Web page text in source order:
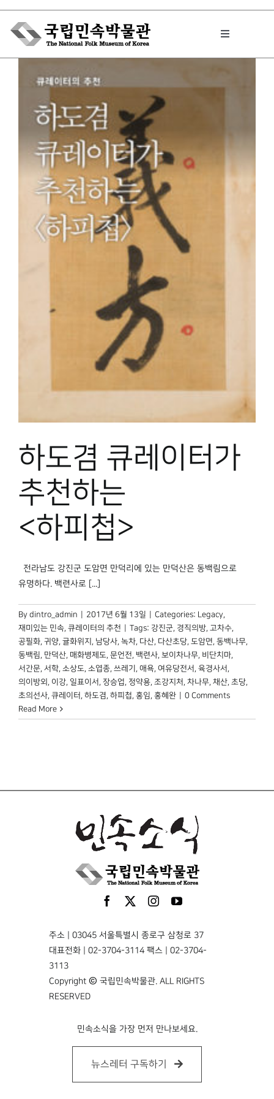
Skip
content
Toggle
박물관에서는
민속이야기
민속 인사이드
원문보기 PDF
하도겸 큐레이터가
추천하는
<하피첩>
전라남도 강진군 도암면 만덕리에 있는 만덕산은 동백림으로
유명하다. 백련사로 [...]
By dintro_admin 2017년 6월 13일 Categories: Legacy,
재미있는 민속, 큐레이터의 추천 Tags: 강진군, 경직의방, 고차수,
공필화, 귀양, 귤화위지 , 남당사, 녹차, 다산, 다산초당, 도암면, 동백나무,
동백림, 만덕산, 매화병제도, 문언전, 백련사, 보이차나무, 비단치마,
서간문, 서학, 소상도, 소엽종, 쓰레기 , 애욕, 여유당전서 , 육경사서 ,
의이방외 , 이강, 일표이서 , 장승업, 정약용, 조강지처 , 차나무, 채산, 초당,
초의선사, 큐레이터 , 하도겸, 하피첩, 홍임, 홍혜완
0 Comments
Read More
주소 | 03045 서울특별시 종로구 삼청로 37
대표전화 | 02-3704-3114 팩스 | 02-3704-
3113
Copyright © 국립민속박물관. ALL RIGHTS
RESERVED
민속소식을 가장 먼저 만나보세요.
뉴스레터 구독하기